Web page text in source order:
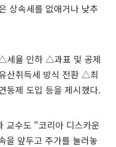
상속세를 없애거나 낮추
세율 인하 △과표 및 공제
산취득세 방식 전환 △최
동제 도입 등을 제시했다.
교수도 “코리아 디스카운
을 앞두고 주가를 눌러놓